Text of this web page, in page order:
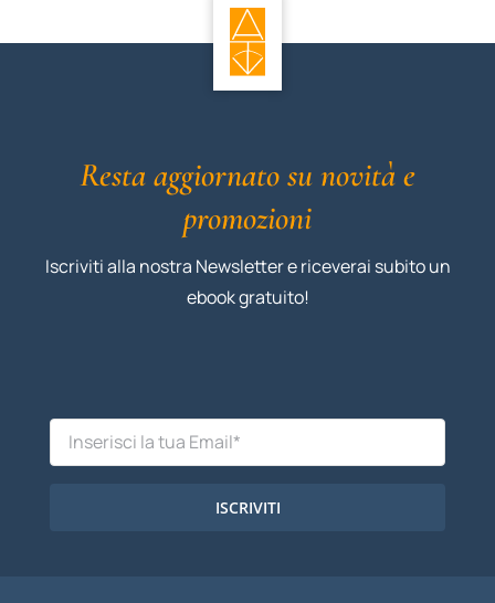
Resta aggiornato su novità e
promozioni
Iscriviti alla nostra Newsletter e riceverai subito un
ebook gratuito!
ISCRIVITI